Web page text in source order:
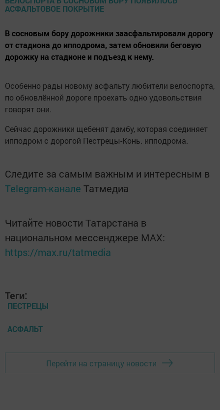
В сосновым бору дорожники заасфальтировали дорогу
от стадиона до ипподрома, затем обновили беговую
дорожку на стадионе и подъезд к нему.
Особенно рады новому асфальту любители велоспорта,
по обновлённой дороге проехать одно удовольствия
говорят они.
Сейчас дорожники щебенят дамбу, которая соединяет
ипподром с дорогой Пестрецы-Конь. ипподрома.
Следите за самым важным и интересным в
Telegram-канале Татмедиа
Читайте новости Татарстана в
национальном мессенджере MАХ:
https://max.ru/tatmedia
Теги:
ПЕСТРЕЦЫ
АСФАЛЬТ
Перейти на страницу новости